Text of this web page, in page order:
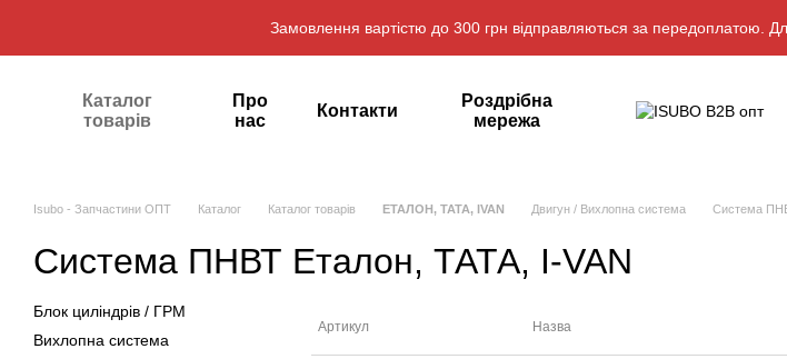
Замовлення вартістю до 300 грн відправляються за передоплатою.
Каталог
товарів
Про
нас
Контакти
Роздрібна
мережа
Isubo - Запчастини ОПТ Каталог Каталог товарів ЕТАЛОН, ТАТА, IVAN Двигун / Вихлопна система Система
Система ПНВТ Еталон, ТАТА, I-VAN
Артикул Назва
Блок циліндрів / ГРМ
Вихлопна система